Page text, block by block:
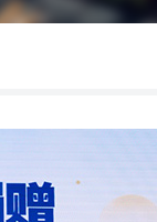
专题
政府
海外
国际
国图
文津流
全国智慧图书馆
数字图书馆推广